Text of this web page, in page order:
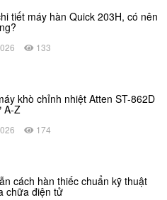
tiết máy hàn Quick 203H, có nên
133
khò chỉnh nhiệt Atten ST-862D
A-Z
174
cách hàn thiếc chuẩn kỹ thuật
chữa điện tử